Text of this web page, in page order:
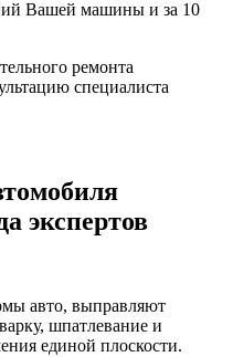
Вашей машины и за 10
ремонта
специалиста
экспертов
авто, выправляют
шпатлевание и
единой плоскости.